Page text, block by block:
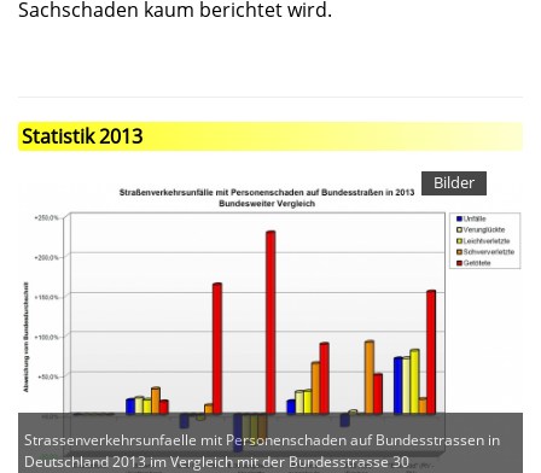
Sachschaden kaum berichtet wird.
Statistik 2013
Strassenverkehrsunfaelle mit Personenschaden auf Bundesstrassen in
Deutschland 2013 im Vergleich mit der Bundesstrasse 30
Bilder